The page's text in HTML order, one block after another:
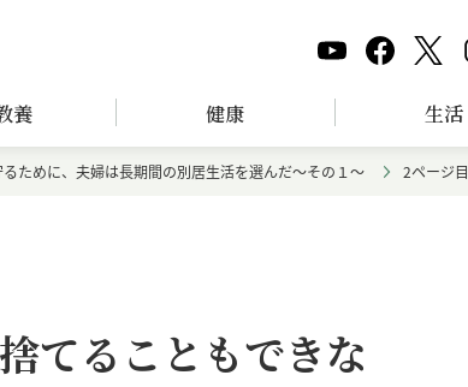
養 健康 生活
ために、夫婦は長期間の別居生活を選んだ～その１～ 2ページ目
てることもできな